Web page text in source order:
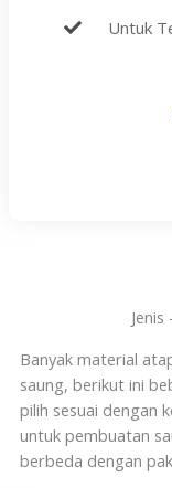
Untuk
Banyak material
saung, berikut ini
pilih sesuai dengan
untuk pembuatan
berbeda dengan